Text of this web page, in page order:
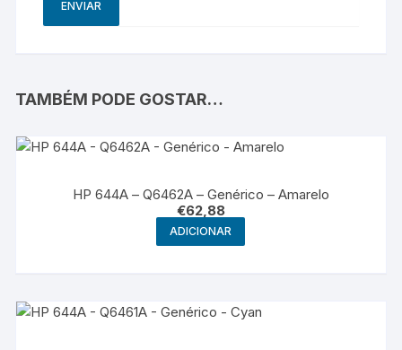
TAMBÉM PODE GOSTAR…
HP 644A – Q6462A – Genérico – Amarelo
€62,88
ADICIONAR